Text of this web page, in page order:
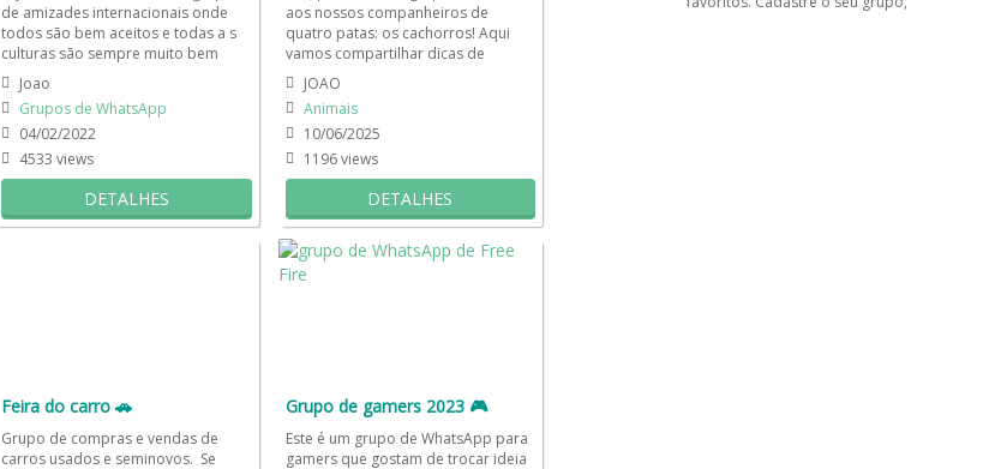
de amizades internacionais onde
todos são bem aceitos e todas a s
culturas são sempre muito bem
apreciadas. Encontros do...
Joao
Grupos de WhatsApp
estrangeiros
04/02/2022
4533 views
DETALHES
aos nossos companheiros de
quatro patas: os cachorros! Aqui
vamos compartilhar dicas de
cuidados, alimentação, saúde,...
JOAO
Animais
10/06/2025
1196 views
DETALHES
Feira do carro 🚗
Grupo de compras e vendas de
carros usados e seminovos. Se
Grupo de gamers 2023 🎮
Este é um grupo de WhatsApp para
gamers que gostam de trocar ideia